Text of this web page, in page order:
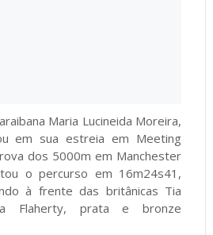
Maria Lucineida Moreira,
em sua estreia em Meeting
dos 5000m em Manchester
o percurso em 16m24s41,
à frente das britânicas Tia
Flaherty, prata e bronze